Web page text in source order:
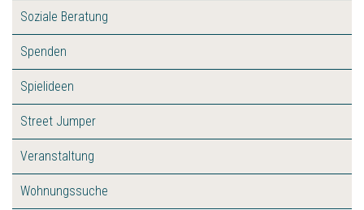
Soziale Beratung
Spenden
Spielideen
Street Jumper
Veranstaltung
Wohnungssuche